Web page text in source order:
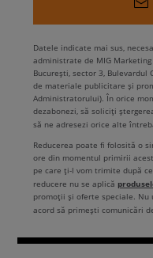
Datele indicate mai sus,
administrate de MIG Marketing
București, sector 3,
de materiale publicitare și
Administratorului). În orice
dezabonezi, să soliciți
să ne adresezi orice alte
Reducerea poate fi folosită o
ore din momentul primirii
pe care ți-l vom trimite după
reducere nu se aplică
promoții și oferte speciale. Nu
acord să primești comunicări